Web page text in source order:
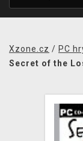
TÉMATIKY
Xzone.cz / PC
Secret of the